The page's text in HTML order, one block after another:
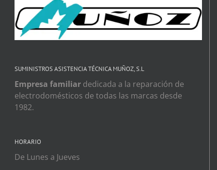
SUMINISTROS ASISTENCIA TÉCNICA MUÑOZ, S.L
Empresa familiar dedicada a la reparación de
electrodomésticos de todas las marcas desde
1982.
HORARIO
De Lunes a Jueves